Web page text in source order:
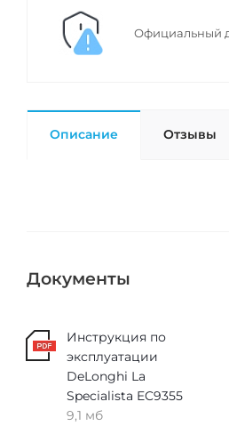
Официальный
Описание Отзывы
Документы
Инструкция по
эксплуатации
DeLonghi La
Specialista EC9355
9,1 мб